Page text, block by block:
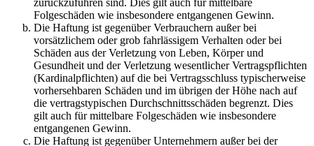
Folgeschäden wie insbesondere entgangenen Gewinn.
Die Haftung ist gegenüber Verbrauchern außer bei
vorsätzlichem oder grob fahrlässigem Verhalten oder bei
Schäden aus der Verletzung von Leben, Körper und
Gesundheit und der Verletzung wesentlicher Vertragspflichten
(Kardinalpflichten) auf die bei Vertragsschluss typischerweise
vorhersehbaren Schäden und im übrigen der Höhe nach auf
die vertragstypischen Durchschnittsschäden begrenzt. Dies
gilt auch für mittelbare Folgeschäden wie insbesondere
entgangenen Gewinn.
Die Haftung ist gegenüber Unternehmern außer bei der